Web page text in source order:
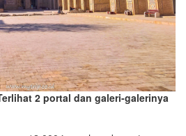
2 portal dan galeri-galerinya